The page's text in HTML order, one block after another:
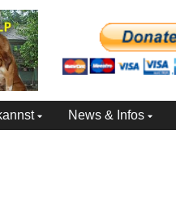
News & Infos